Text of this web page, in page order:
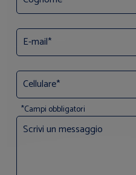
*Campi obbligatori